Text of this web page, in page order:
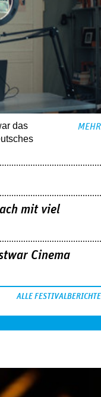
das
MEHR
mit viel
Cinema
ALLE FESTIVALBERICHTE